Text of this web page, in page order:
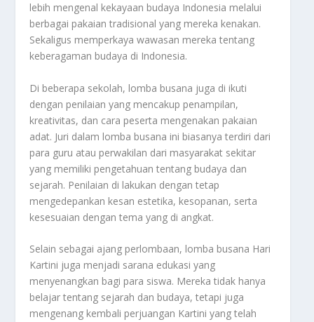
lebih mengenal kekayaan budaya Indonesia melalui
berbagai pakaian tradisional yang mereka kenakan.
Sekaligus memperkaya wawasan mereka tentang
keberagaman budaya di Indonesia.
Di beberapa sekolah, lomba busana juga di ikuti
dengan penilaian yang mencakup penampilan,
kreativitas, dan cara peserta mengenakan pakaian
adat. Juri dalam lomba busana ini biasanya terdiri dari
para guru atau perwakilan dari masyarakat sekitar
yang memiliki pengetahuan tentang budaya dan
sejarah. Penilaian di lakukan dengan tetap
mengedepankan kesan estetika, kesopanan, serta
kesesuaian dengan tema yang di angkat.
Selain sebagai ajang perlombaan, lomba busana Hari
Kartini juga menjadi sarana edukasi yang
menyenangkan bagi para siswa. Mereka tidak hanya
belajar tentang sejarah dan budaya, tetapi juga
mengenang kembali perjuangan Kartini yang telah